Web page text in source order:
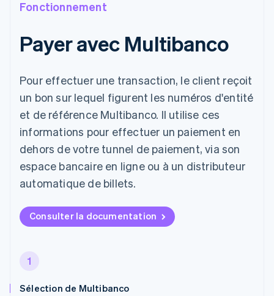
Fonctionnement
Payer avec Multibanco
Pour effectuer une transaction, le client reçoit
un bon sur lequel figurent les numéros d'entité
et de référence Multibanco. Il utilise ces
informations pour effectuer un paiement en
dehors de votre tunnel de paiement, via son
espace bancaire en ligne ou à un distributeur
automatique de billets.
Consulter la documentation
1
Sélection de Multibanco